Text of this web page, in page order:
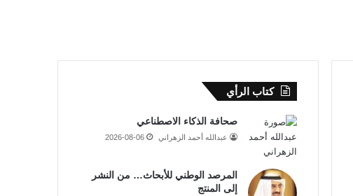
كتاب الرأي
صحافة الذكاء الاصطناعي
عبدالله أحمد الزهراني 2026-08-06
المرصد الوطني للأبحاث… من النشر
إلى المنتج